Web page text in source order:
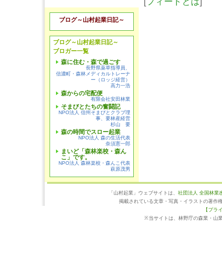
ブログ～山村起業日記～
ブログ～山村起業日記～
ブロガー一覧
森に住む・森で過ごす
長野県薬草指導員、
信濃町・森林メディカルトレーナ
ー（ロッジ経営）
高力一浩
森からの宅配便
有限会社安田林業
そまびとたちの奮闘記
NPO法人 信州そまびとクラブ理
事、要林産経営
杉山 要
森の時間でスロー起業
NPO法人 森の生活代表
奈須憲一郎
まいど「森林楽校・森ん
こ」です。
NPO法人 森林楽校・森んこ代表
萩原茂男
「山村起業」ウェブサイトは、 社団法人 全国林業
掲載されている文章・写真・イラストの著作
【プラ
※当サイトは、林野庁の森業・山